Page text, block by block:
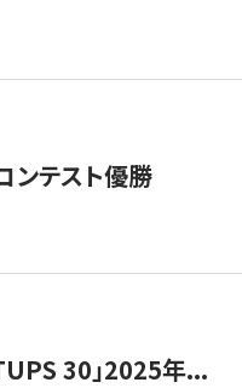
ンテスト優勝
30」2025年...